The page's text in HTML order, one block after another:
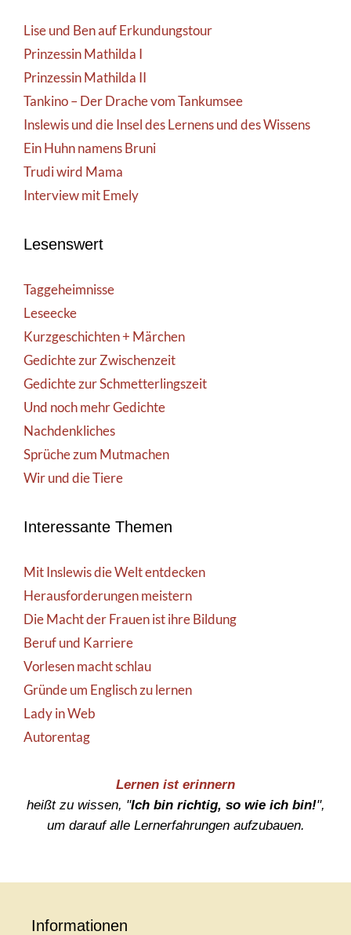
Lise und Ben auf Erkundungstour
Prinzessin Mathilda I
Prinzessin Mathilda II
Tankino – Der Drache vom Tankumsee
Inslewis und die Insel des Lernens und des Wissens
Ein Huhn namens Bruni
Trudi wird Mama
Interview mit Emely
Lesenswert
Taggeheimnisse
Leseecke
Kurzgeschichten + Märchen
Gedichte zur Zwischenzeit
Gedichte zur Schmetterlingszeit
Und noch mehr Gedichte
Nachdenkliches
Sprüche zum Mutmachen
Wir und die Tiere
Interessante Themen
Mit Inslewis die Welt entdecken
Herausforderungen meistern
Die Macht der Frauen ist ihre Bildung
Beruf und Karriere
Vorlesen macht schlau
Gründe um Englisch zu lernen
Lady in Web
Autorentag
Lernen ist erinnern
heißt zu wissen, "Ich bin richtig, so wie ich bin!",
um darauf alle Lernerfahrungen aufzubauen.
Informationen